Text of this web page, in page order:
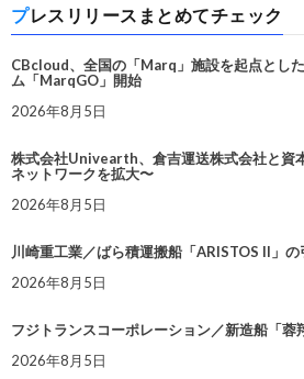
プレスリリースまとめてチェック
CBcloud、全国の「Marq」施設を起点とし
ム「MarqGO」開始
2026年8月5日
株式会社Univearth、倉吉運送株式会社と資
ネットワークを拡大〜
2026年8月5日
川崎重工業／ばら積運搬船「ARISTOS II」の
2026年8月5日
フジトランスコーポレーション／新造船「蓉
2026年8月5日